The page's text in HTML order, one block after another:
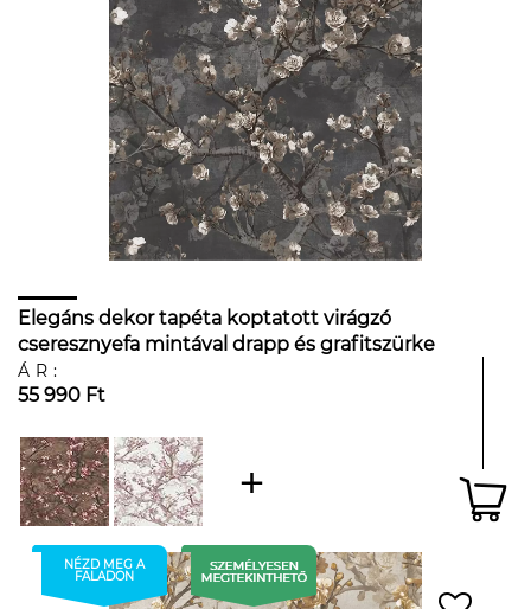
Elegáns dekor tapéta koptatott virágzó
cseresznyefa mintával drapp és grafitszürke
színben
ÁR:
55 990 Ft
NÉZD MEG A
FALADON